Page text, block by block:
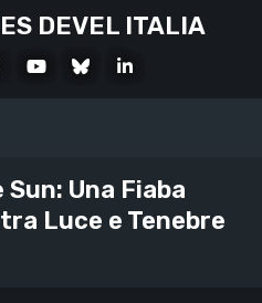
DEVEL ITALIA
InstagramYoutubeBlueskyLinkedIn
Una Fiaba
Luce e Tenebre